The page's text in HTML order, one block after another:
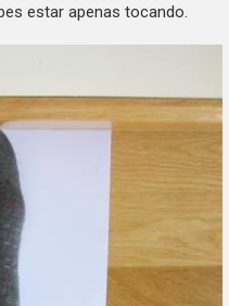
estar apenas tocando.